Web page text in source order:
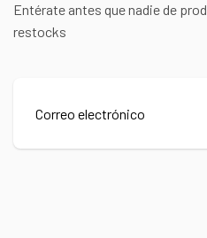
Entérate antes que nadie de
restocks
Correo